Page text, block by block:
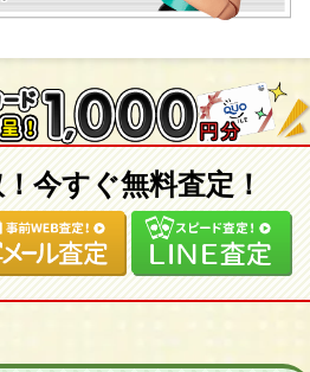
今すぐ無料査定！